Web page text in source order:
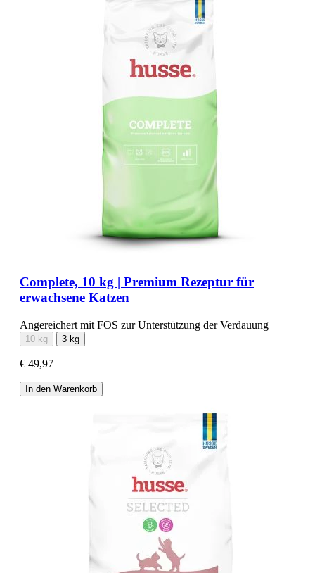
Complete, 10 kg | Premium Rezeptur für
erwachsene Katzen
Angereichert mit FOS zur Unterstützung der Verdauung
10 kg 3 kg
€ 49,97
In den Warenkorb